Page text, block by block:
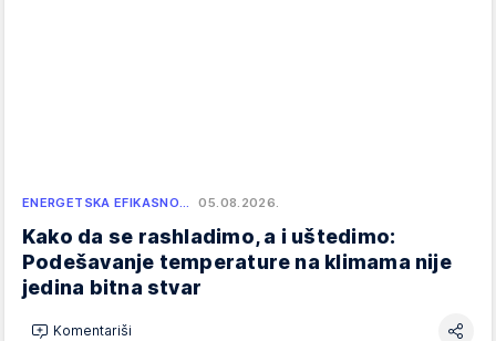
ENERGETSKA EFIKASNO… 05.08.2026.
Kako da se rashladimo, a i uštedimo:
Podešavanje temperature na klimama nije
jedina bitna stvar
Komentariši